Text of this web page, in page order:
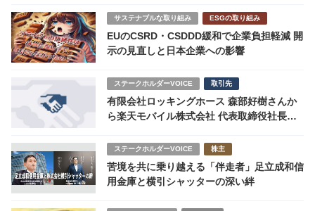
サステナブルな取り組み ESGの取り組み
EUのCSRD・CSDDD緩和で企業負担軽減 開
示の見直しと日本企業への影響
ステークホルダーVOICE 取引先
有限会社ロッキングホース 森部好樹さんか
ら楽天モバイル株式会社 代表取締役社長
ステークホルダーVOICE 株主
苦境を共に乗り越える「伴走者」足立成和信
用金庫と横引シャッターの深い絆